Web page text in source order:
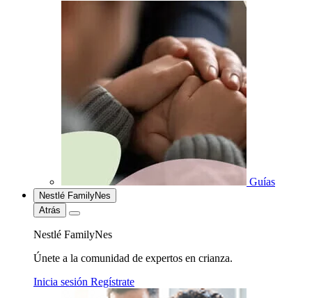
Guías
Nestlé FamilyNes
Atrás
Nestlé FamilyNes
Únete a la comunidad de expertos en crianza.
Inicia sesión Regístrate